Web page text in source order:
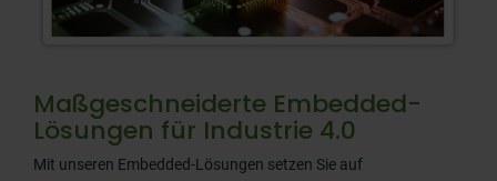
Maßgeschneiderte Embedded-
Lösungen für Industrie 4.0
Mit unseren Embedded-Lösungen setzen Sie auf